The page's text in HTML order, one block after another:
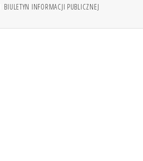
BIULETYN INFORMACJI PUBLICZNEJ